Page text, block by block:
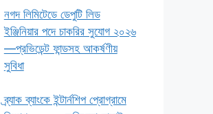
নগদ লিমিটেডে ডেপুটি লিড
ইঞ্জিনিয়ার পদে চাকরির সুযোগ ২০২৬
—প্রভিডেন্ট ফান্ডসহ আকর্ষণীয়
সুবিধা
ব্র্যাক ব্যাংকে ইন্টার্নশিপ প্রোগ্রামে